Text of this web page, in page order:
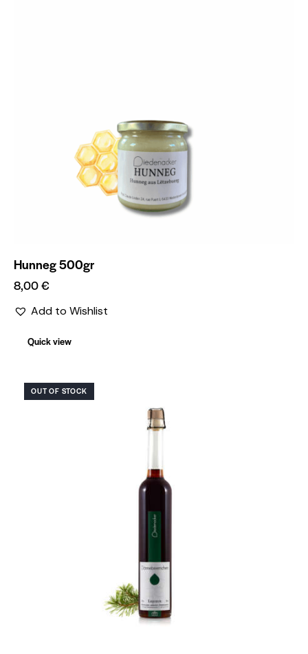
Hunneg 500gr
8,00€
Add to Wishlist
Quick view
OUT OF STOCK